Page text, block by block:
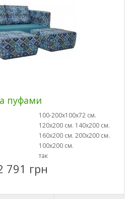
пуфами
100-200х100х72 см.
120х200 см. 140х200 см.
160х200 см. 200х200 см.
100х200 см.
так
791 грн